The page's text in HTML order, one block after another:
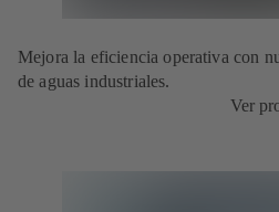
Mejora la eficiencia operativa con
de aguas industriales.
Ver